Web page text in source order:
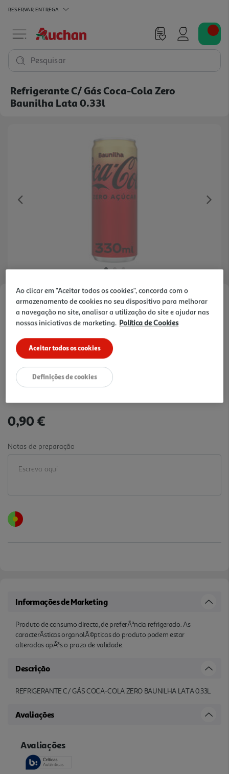
RESERVAR ENTREGA
Pesquisar
Refrigerante C/ Gás Coca-Cola Zero
Baunilha Lata 0.33l
Previous
Faça a sua avaliação
Ref. / EAN:5449000261557
refrigerado. As caracterÃ­sticas organolÃ©pticas do
produto podem estar alteradas apÃ³s o prazo de
validade.
2.73 €/Lt
0,90 €
Notas de preparação
Informações de Marketing
Produto de consumo directo, de preferÃªncia refrigerado. As
caracterÃ­sticas organolÃ©pticas do produto podem estar
alteradas apÃ³s o prazo de validade.
Descrição
REFRIGERANTE C/ GÁS COCA-COLA ZERO BAUNILHA LATA 0.33L
Avaliações
Ao clicar em "Aceitar todos os cookies", concorda com o
armazenamento de cookies no seu dispositivo para melhorar
a navegação no site, analisar a utilização do site e ajudar nas
nossas iniciativas de marketing. Política de Cookies
Aceitar todos os cookies
Definições de cookies